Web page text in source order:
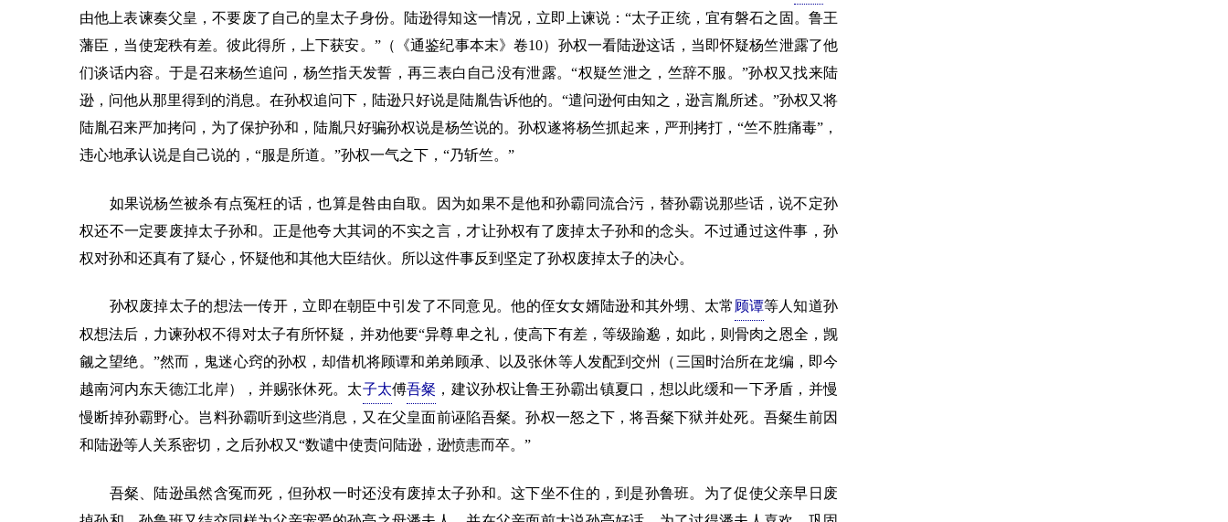
由他上表谏奏父皇，不要废了自己的皇太子身份。陆逊得知这一情况，立即上谏说：“太子正统，宜有磐石之固。鲁王
藩臣，当使宠秩有差。彼此得所，上下获安。”（《通鉴纪事本末》卷10）孙权一看陆逊这话，当即怀疑杨竺泄露了他
们谈话内容。于是召来杨竺追问，杨竺指天发誓，再三表白自己没有泄露。“权疑竺泄之，竺辞不服。”孙权又找来陆
逊，问他从那里得到的消息。在孙权追问下，陆逊只好说是陆胤告诉他的。“遣问逊何由知之，逊言胤所述。”孙权又将
陆胤召来严加拷问，为了保护孙和，陆胤只好骗孙权说是杨竺说的。孙权遂将杨竺抓起来，严刑拷打，“竺不胜痛毒”，
违心地承认说是自己说的，“服是所道。”孙权一气之下，“乃斩竺。”
如果说杨竺被杀有点冤枉的话，也算是咎由自取。因为如果不是他和孙霸同流合污，替孙霸说那些话，说不定孙
权还不一定要废掉太子孙和。正是他夸大其词的不实之言，才让孙权有了废掉太子孙和的念头。不过通过这件事，孙
权对孙和还真有了疑心，怀疑他和其他大臣结伙。所以这件事反到坚定了孙权废掉太子的决心。
孙权废掉太子的想法一传开，立即在朝臣中引发了不同意见。他的侄女女婿陆逊和其外甥、太常 顾谭等人知道孙
权想法后，力谏孙权不得对太子有所怀疑，并劝他要“异尊卑之礼，使高下有差，等级踰邈，如此，则骨肉之恩全，觊
觎之望绝。”然而，鬼迷心窍的孙权，却借机将顾谭和弟弟顾承、以及张休等人发配到交州（三国时治所在龙编，即今
越南河内东天德江北岸），并赐张休死。太子太傅吾粲 ，建议孙权让鲁王孙霸出镇夏口，想以此缓和一下矛盾，并慢
慢断掉孙霸野心。岂料孙霸听到这些消息，又在父皇面前诬陷吾粲。孙权一怒之下，将吾粲下狱并处死。吾粲生前因
和陆逊等人关系密切，之后孙权又“数谴中使责问陆逊，逊愤恚而卒。”
吾粲、陆逊虽然含冤而死，但孙权一时还没有废掉太子孙和。这下坐不住的，到是孙鲁班。为了促使父亲早日废